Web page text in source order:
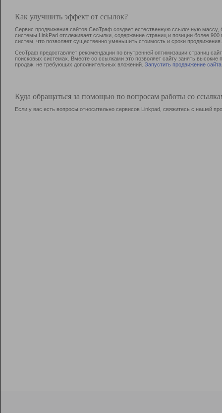
Как улучшить эффект от ссылок?
Сервис продвижения сайтов СеоТраф создает естественную ссылочную
системы LinkPad отслеживает ссылки, содержание страниц и позиции более
систем, что позволяет существенно уменьшить стоимость и сроки продвижения.
СеоТраф предоставляет рекомендации по внутренней оптимизации страниц
поисковых системах. Вместе со ссылками это позволяет сайту занять
продаж, не требующих дополнительных вложений. Запустить продвижение сайта
Куда обращаться за помощью по вопросам работы со
Если у вас есть вопросы относительно сервисов Linkpad, свяжитесь с нашей